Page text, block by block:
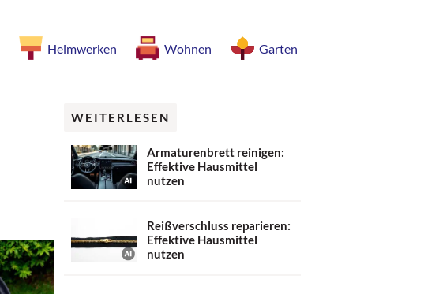
Heimwerken Wohnen Garten
WEITERLESEN
Armaturenbrett reinigen:
Effektive Hausmittel
nutzen
Reißverschluss reparieren:
Effektive Hausmittel
nutzen